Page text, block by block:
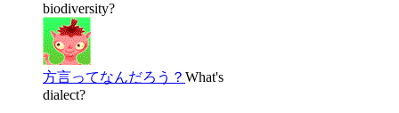
biodiversity?
方言ってなんだろう？ What's
dialect?